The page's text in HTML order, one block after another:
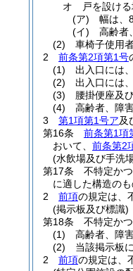
オ
戸を設け
(ア)
幅は、
(イ)
高齢者
(2)
車椅子使用
2
前条第2項第1号
(1)
出入口には
(2)
出入口には
(3)
腰掛便座及
(4)
高齢者、障
3
第1項第1号ア及
第16条
前条第1項
おいて、 前条第2
(水飲場及び手洗
第17条
不特定か
に適した構造の
2
前項の規定は、
(掲示板及び標識)
第18条
不特定か
(1)
高齢者、障
(2)
当該掲示板
2
前項の規定は、